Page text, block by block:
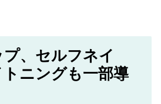
、セルフネイ
ニングも一部導